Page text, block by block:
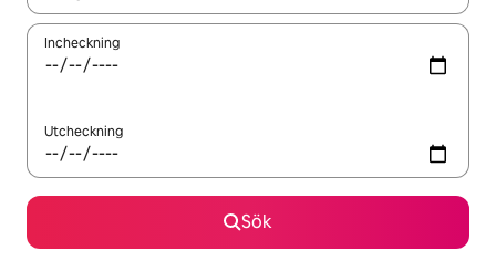
Incheckning
Utcheckning
Sök